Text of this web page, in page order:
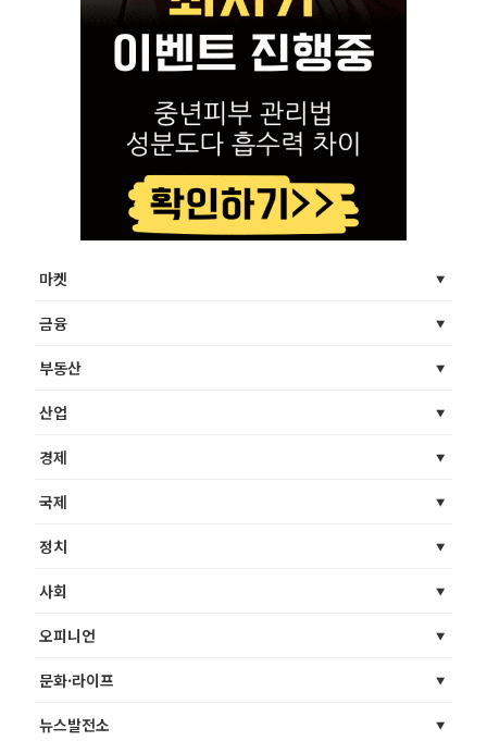
마켓
금융
부동산
산업
경제
국제
정치
사회
오피니언
문화·라이프
뉴스발전소